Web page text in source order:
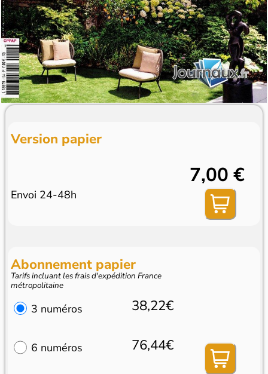
Version papier
Envoi 24-48h
7,00 €
Abonnement papier
Tarifs incluant les frais d'expédition France
métropolitaine
3 numéros 38,22€
6 numéros 76,44€